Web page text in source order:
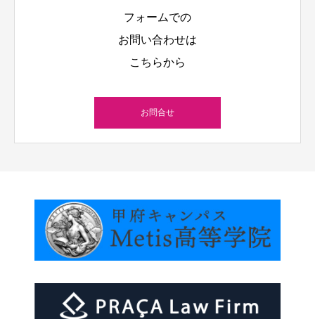
フォームでの
お問い合わせは
こちらから
お問合せ